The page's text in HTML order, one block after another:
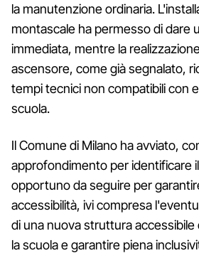
la manutenzione ordinaria.
montascale ha permesso di dare
immediata, mentre la
ascensore, come già segnalato,
tempi tecnici non compatibili con
scuola.
Il Comune di Milano ha avviato,
approfondimento per identificare
opportuno da seguire per
accessibilità, ivi compresa
di una nuova struttura
la scuola e garantire piena